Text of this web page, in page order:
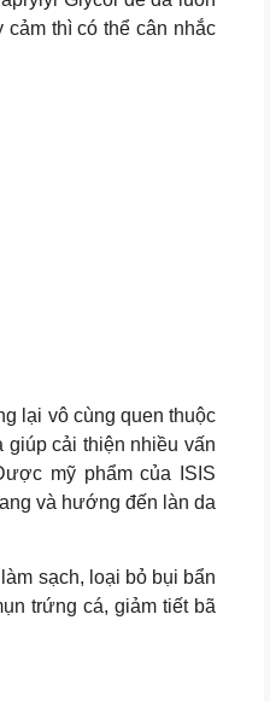
thì có thể cân nhắc
lại vô cùng quen thuộc
cải thiện nhiều vấn
mỹ phẩm của ISIS
và hướng đến làn da
sạch, loại bỏ bụi bẩn
trứng cá, giảm tiết bã